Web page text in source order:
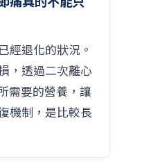
經退化的狀況。
，透過二次離心
需要的營養，讓
機制，是比較長